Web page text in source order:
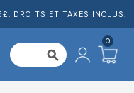
DROITS ET TAXES INCLUS.
search
0